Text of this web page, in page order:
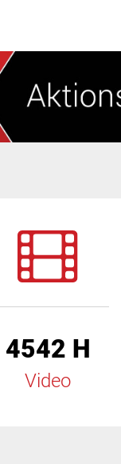
4542 H
Video